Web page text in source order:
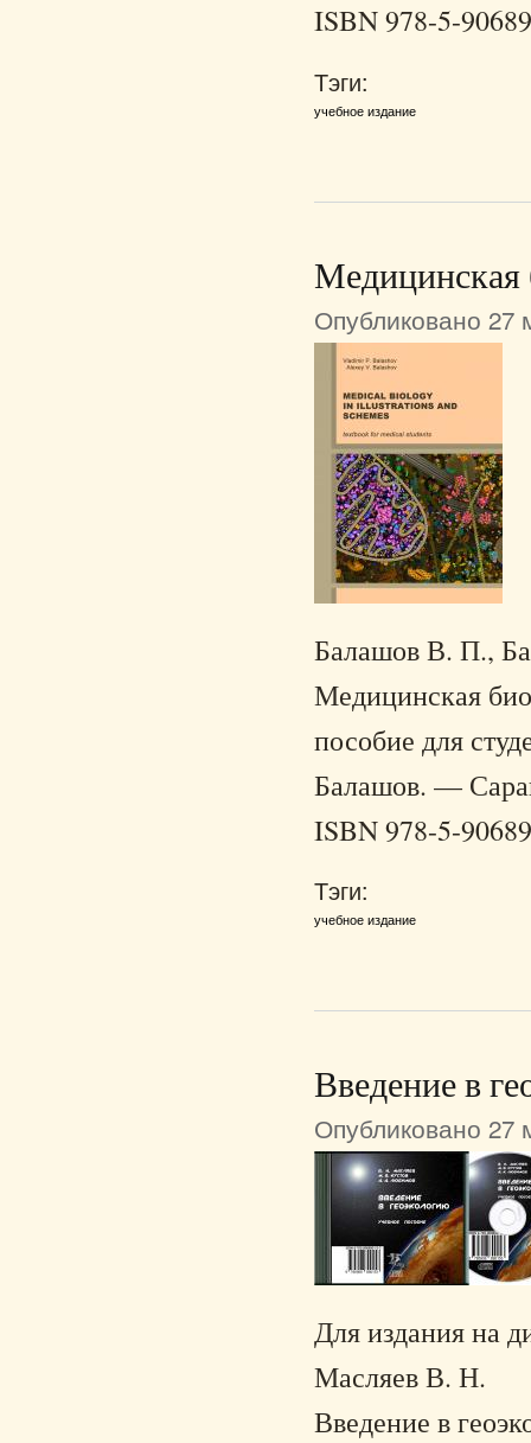
ISBN 978-5-
Тэги:
учебное издание
Медицинская
Опубликовано 27
Балашов В. П.,
Медицинская
пособие для
Балашов. —
ISBN 978-5-
Тэги:
учебное издание
Введение в
Опубликовано 27
Для издания на
Масляев В. Н.
Введение в